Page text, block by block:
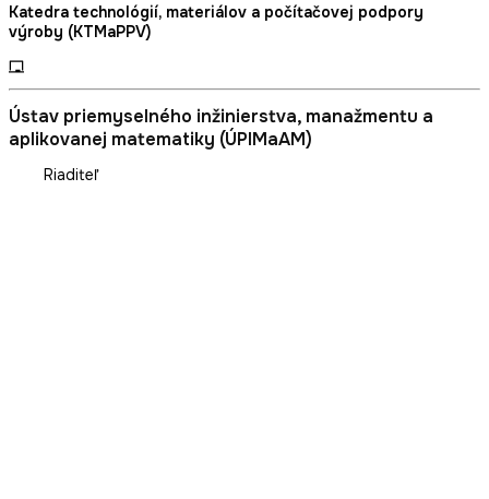
Katedra technológií, materiálov a počítačovej podpory
výroby (KTMaPPV)
Ústav priemyselného inžinierstva, manažmentu a
aplikovanej matematiky (ÚPIMaAM)
Riaditeľ